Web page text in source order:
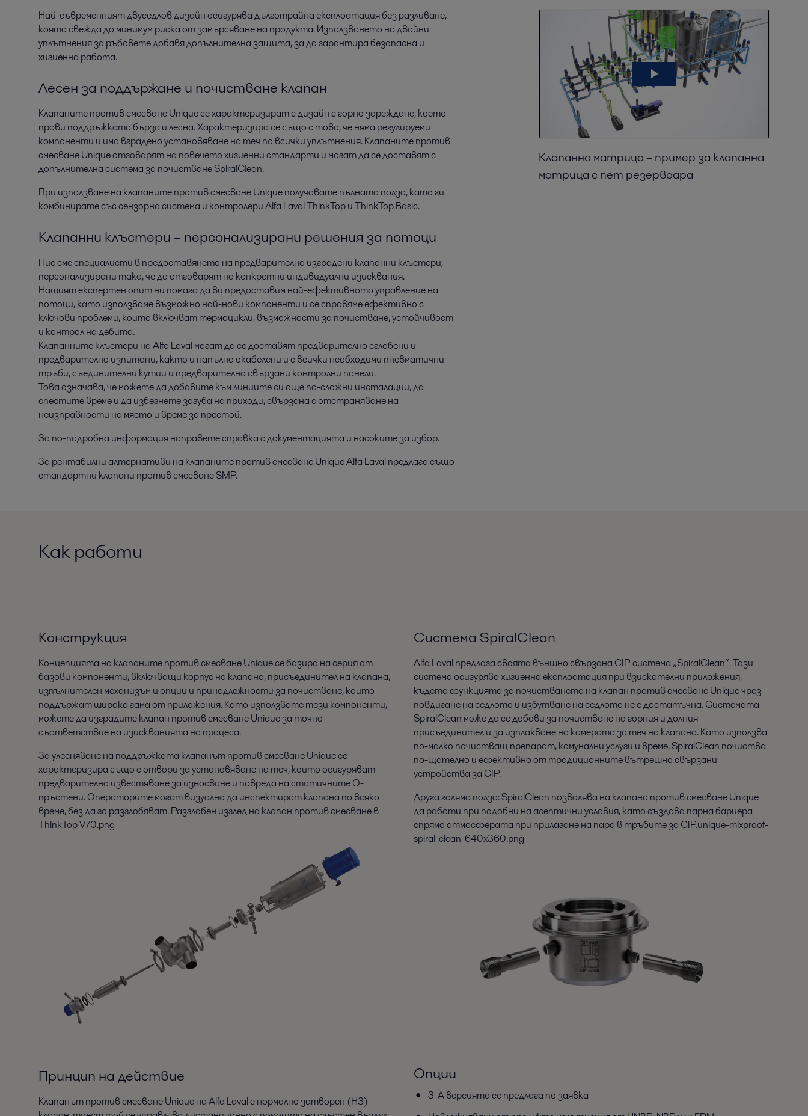
Най-съвременният двуседлов дизайн осигурява дълготрайна експлоатация без разливане,
която свежда до минимум риска от замърсяване на продукта. Използването на двойни
уплътнения за ръбовете добавя допълнителна защита, за да гарантира безопасна и
хигиенна работа.
Лесен за поддържане и почистване клапан
Клапаните против смесване Unique се характеризират с дизайн с горно зареждане, което
прави поддръжката бърза и лесна. Характеризира се също с това, че няма регулируеми
компоненти и има вградено установяване на теч по всички уплътнения. Клапаните против
смесване Unique отговарят на повечето хигиенни стандарти и могат да се доставят с
допълнителна система за почистване SpiralClean.
При използване на клапаните против смесване Unique получавате пълната полза, като ги
комбинирате със сензорна система и контролери Alfa Laval ThinkTop и ThinkTop Basic.
Клапанни клъстери – персонализирани решения за потоци
Ние сме специалисти в предоставянето на предварително изградени клапанни клъстери,
персонализирани така, че да отговарят на конкретни индивидуални изисквания.
Нашият експертен опит ни помага да ви предоставим най-ефективното управление на
потоци, като използваме възможно най-нови компоненти и се справяме ефективно с
ключови проблеми, които включват термоцикли, възможности за почистване, устойчивост
и контрол на дебита.
Клапанните клъстери на Alfa Laval могат да се доставят предварително сглобени и
предварително изпитани, както и напълно окабелени и с всички необходими пневматични
тръби, съединителни кутии и предварително свързани контролни панели.
Това означава, че можете да добавите към линиите си още по-сложни инсталации, да
спестите време и да избегнете загуба на приходи, свързана с отстраняване на
неизправности на място и време за престой.
За по-подробна информация направете справка с документацията и насоките за избор.
За рентабилни алтернативи на клапаните против смесване Unique Alfa Laval предлага също
стандартни клапани против смесване SMP.
Клапанна матрица – пример за клапанна
матрица с пет резервоара
Как работи
Конструкция
Концепцията на клапаните против смесване Unique се базира на серия от
базови компоненти, включващи корпус на клапана, присъединител на клапана,
изпълнителен механизъм и опции и принадлежности за почистване, които
поддържат широка гама от приложения. Като използвате тези компоненти,
можете да изградите клапан против смесване Unique за точно
съответствие на изискванията на процеса.
За улесняване на поддръжката клапанът против смесване Unique се
характеризира също с отвори за установяване на теч, които осигуряват
предварително известяване за износване и повреда на статичните О-
пръстени. Операторите могат визуално да инспектират клапана по всяко
време, без да го разглобяват. Разглобен изглед на клапан против смесване в
ThinkTop V70.png
Принцип на действие
Клапанът против смесване Unique на Alfa Laval е нормално затворен (НЗ)
Система SpiralClean
Alfa Laval предлага своята външно свързана CIP система „SpiralClean“. Тази
система осигурява хигиенна експлоатация при взискателни приложения,
където функцията за почистването на клапан против смесване Unique чрез
повдигане на седлото и избутване на седлото не е достатъчна. Системата
SpiralClean може да се добави за почистване на горния и долния
присъединител и за изплакване на камерата за теч на клапана. Като използва
по-малко почистващ препарат, комунални услуги и време, SpiralClean почиства
по-щателно и ефективно от традиционните вътрешно свързани
устройства за CIP.
Друга голяма полза: SpiralClean позволява на клапана против смесване Unique
да работи при подобни на асептични условия, като създава парна бариера
спрямо атмосферата при прилагане на пара в тръбите за CIP.unique-mixproof-
spiral-clean-640x360.png
Опции
3-A версията се предлага по заявка